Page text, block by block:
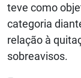
teve como
categoria
relação à
sobreavisos.